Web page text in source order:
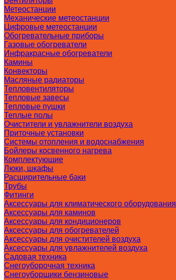
Метеостанции
Механические метеостанции
Цифровые метеостанции
Обогревательные приборы
Газовые обогреватели
Инфракрасные обогреватели
Камины
Конвекторы
Масляные радиаторы
Тепловентиляторы
Тепловые завесы
Тепловые пушки
Теплые полы
Очистители и увлажнители воздуха
Приточные установки
Системы отопления и водоснабжения
Бойлеры косвенного нагрева
Комплектующие
Люки, шкафы
Расширительные баки
Трубы
Фитинги
Аксессуары для климатического оборудования
Аксессуары для каминов
Аксессуары для кондиционеров
Аксессуары для обогревателей
Аксессуары для очистителей воздуха
Аксессуары для увлажнителей воздуха
Садовая техника
Снегоуборочная техника
Снегоуборщики бензиновые